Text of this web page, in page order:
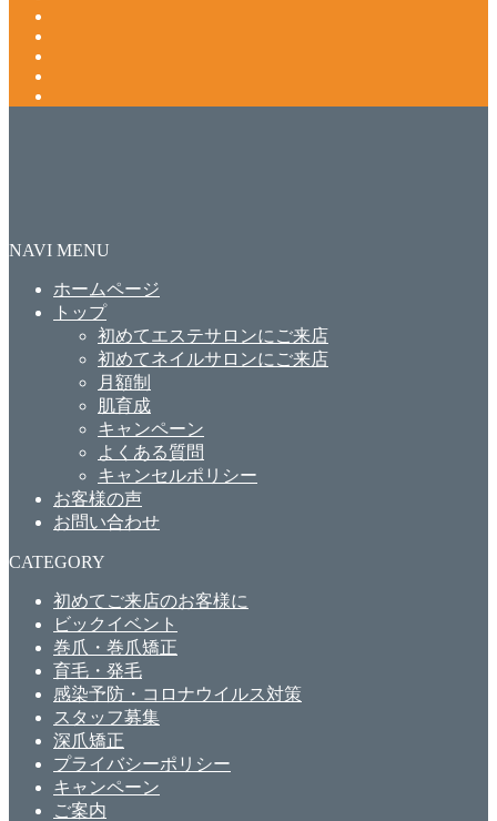
NAVI MENU
ホームページ
トップ
初めてエステサロンにご来店
初めてネイルサロンにご来店
月額制
肌育成
キャンペーン
よくある質問
キャンセルポリシー
お客様の声
お問い合わせ
CATEGORY
初めてご来店のお客様に
ビックイベント
巻爪・巻爪矯正
育毛・発毛
感染予防・コロナウイルス対策
スタッフ募集
深爪矯正
プライバシーポリシー
キャンペーン
ご案内